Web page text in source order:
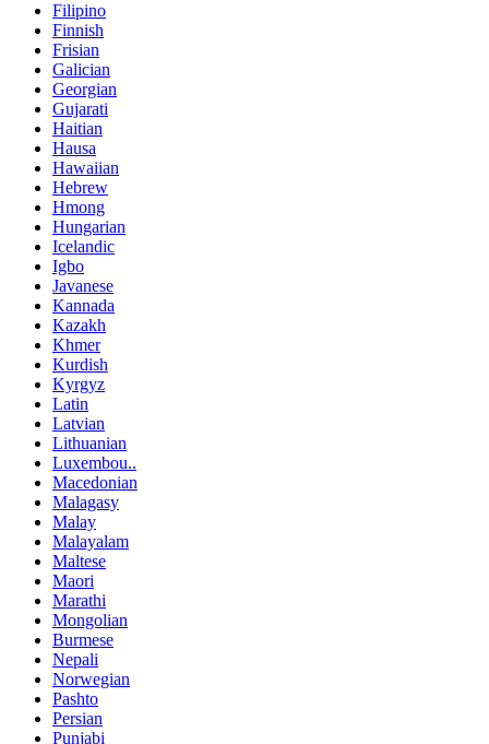
Filipino
Finnish
Frisian
Galician
Georgian
Gujarati
Haitian
Hausa
Hawaiian
Hebrew
Hmong
Hungarian
Icelandic
Igbo
Javanese
Kannada
Kazakh
Khmer
Kurdish
Kyrgyz
Latin
Latvian
Lithuanian
Luxembou..
Macedonian
Malagasy
Malay
Malayalam
Maltese
Maori
Marathi
Mongolian
Burmese
Nepali
Norwegian
Pashto
Persian
Punjabi